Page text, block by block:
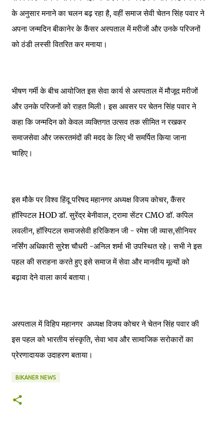
के अनुसार मनाने का चलन बढ़ रहा है, वहीं समाज सेवी चेतन सिंह पवार ने
अपना जन्मदिन बीकानेर के कैंसर अस्पताल में मरीजों और उनके परिजनों
को ठंडी लस्सी वितरित कर मनाया।
भीषण गर्मी के बीच आयोजित इस सेवा कार्य से अस्पताल में मौजूद मरीजों
और उनके परिजनों को राहत मिली। इस अवसर पर चेतन सिंह पवार ने
कहा कि जन्मदिन को केवल व्यक्तिगत उत्सव तक सीमित न रखकर
समाजसेवा और जरूरतमंदों की मदद के लिए भी समर्पित किया जाना
चाहिए।
इस मौके पर विश्व हिंदू परिषद महानगर अध्यक्ष विजय कोचर, कैंसर
हॉस्पिटल HOD डॉ. सुरेंद्र बेनीवाल, ट्रामा सेंटर CMO डॉ. कपिल
लवलीन, हॉस्पिटल समाजसेवी हरिकिशन जी - रमेश जी व्यास,सीनियर
नर्सिंग अधिकारी सुरेश चौधरी -अनिल शर्मा भी उपस्थित रहे। सभी ने इस
पहल की सराहना करते हुए इसे समाज में सेवा और मानवीय मूल्यों को
बढ़ावा देने वाला कार्य बताया।
अस्पताल में विहिप महानगर अध्यक्ष विजय कोचर ने चेतन सिंह पवार की
इस पहल को भारतीय संस्कृति, सेवा भाव और सामाजिक सरोकारों का
प्रेरणादायक उदाहरण बताया।
BIKANER NEWS